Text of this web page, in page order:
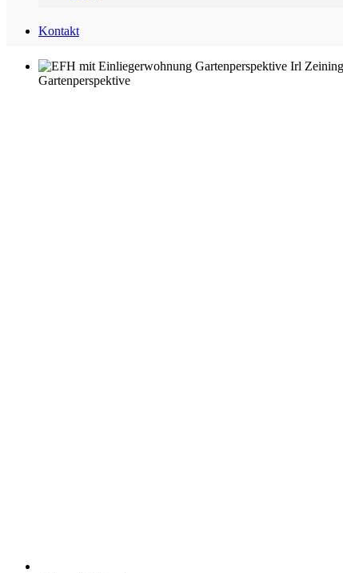
Kontakt
Gartenperspektive